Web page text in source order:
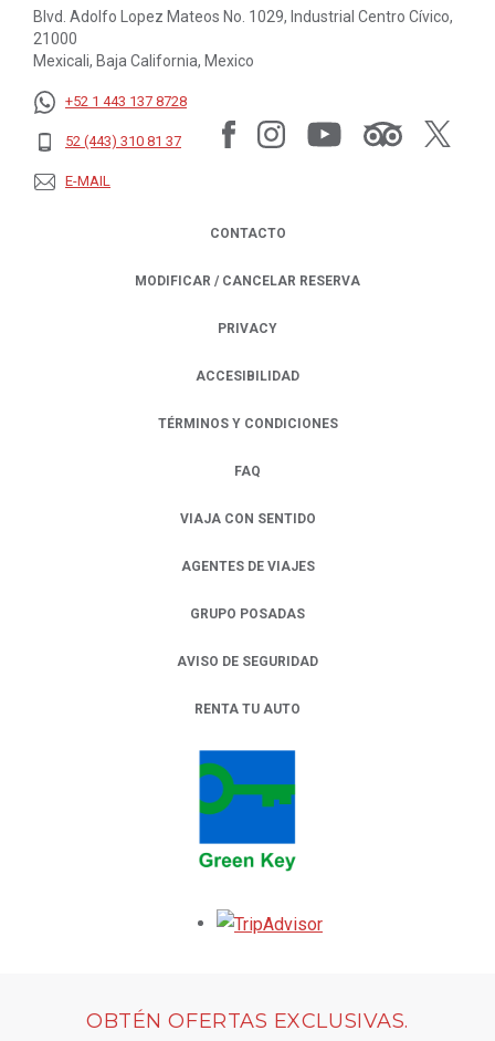
Blvd. Adolfo Lopez Mateos No. 1029, Industrial Centro Cívico,
21000
Mexicali, Baja California, Mexico
+52 1 443 137 8728
52 (443) 310 81 37
E-MAIL
CONTACTO
MODIFICAR / CANCELAR RESERVA
PRIVACY
OPENS IN A NEW TAB.
ACCESIBILIDAD
TÉRMINOS Y CONDICIONES
FAQ
VIAJA CON SENTIDO
AGENTES DE VIAJES
GRUPO POSADAS
AVISO DE SEGURIDAD
RENTA TU AUTO
OPENS IN A NEW TAB.
OBTÉN OFERTAS EXCLUSIVAS.